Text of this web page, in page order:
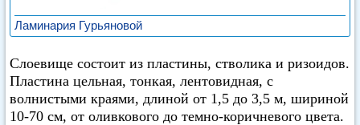
Ламинария Гурьяновой
Слоевище состоит из пластины, стволика и ризоидов.
Пластина цельная, тонкая, лентовидная, с
волнистыми краями, длиной от 1,5 до 3,5 м, шириной
10-70 см, от оливкового до темно-коричневого цвета.